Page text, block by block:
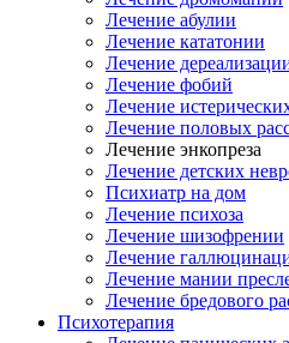
Лечение абулии
Лечение кататонии
Лечение
Лечение фобий
Лечение
Лечение половых
Лечение энкопреза
Лечение детских
Психиатр на дом
Лечение психоза
Лечение шизофрении
Лечение
Лечение мании
Лечение бредового
Психотерапия